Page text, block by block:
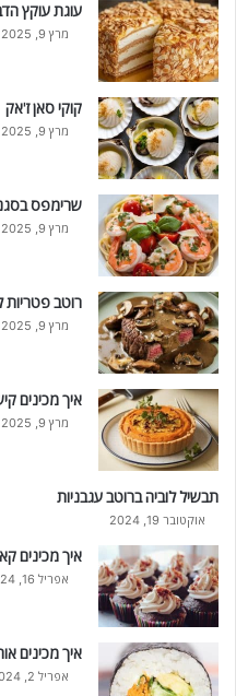
עוגת עוקץ
מרץ 9, 2025
קוקי סאן ז'אק
מרץ 9, 2025
שרימפס
מרץ 9, 2025
רוטב
מרץ 9, 2025
איך מכינים
מרץ 9, 2025
תבשיל לוביה ברוטב עגבניות
אוקטובר 19, 2024
איך מכינים
אפריל 16, 2024
איך מכינים
אפריל 2, 2024